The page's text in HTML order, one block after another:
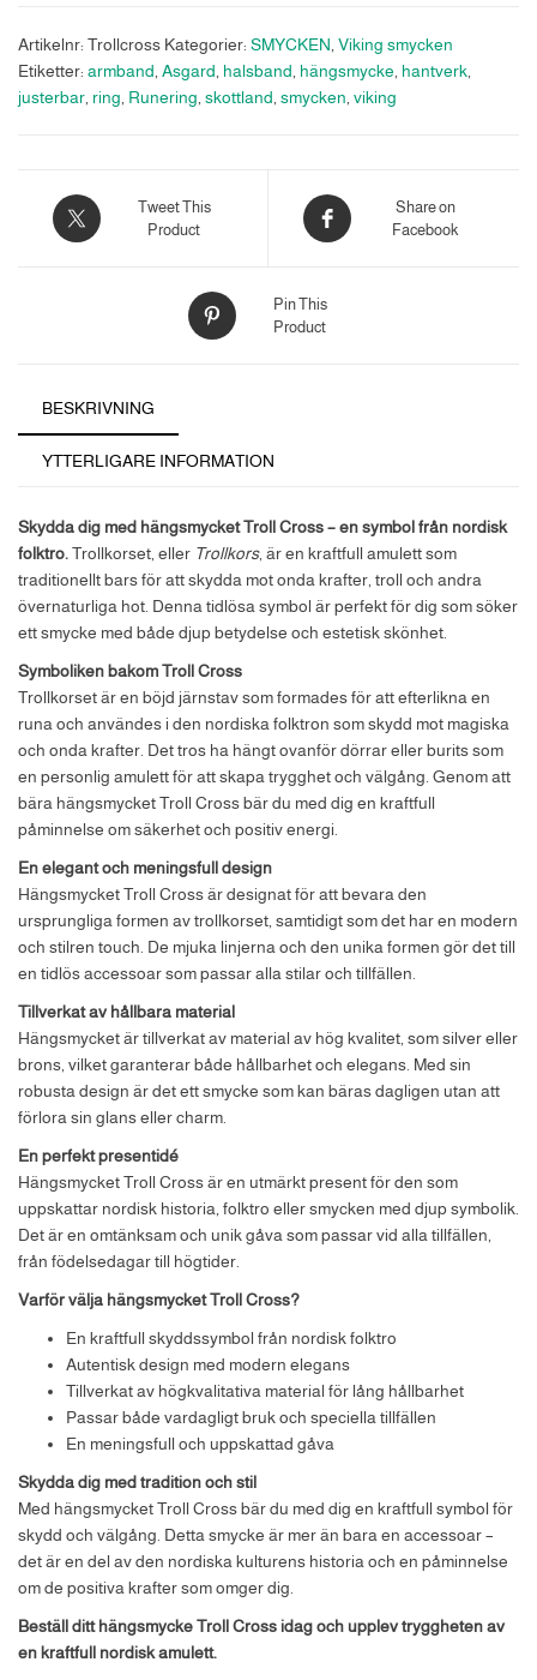
Artikelnr: Trollcross Kategorier: SMYCKEN Viking smycken
Etiketter: armband Asgard halsband hängsmycke hantverk
justerbar ring Runering skottland smycken viking
Tweet This
Product
Share on
Facebook
Pin This
Product
BESKRIVNING
YTTERLIGARE INFORMATION
Skydda dig med hängsmycket Troll Cross – en symbol från nordisk
folktro.Trollkorset, eller Trollkors, är en kraftfull amulett som
traditionellt bars för att skydda mot onda krafter, troll och andra
övernaturliga hot. Denna tidlösa symbol är perfekt för dig som söker
ett smycke med både djup betydelse och estetisk skönhet.
Symboliken bakom Troll Cross
Trollkorset är en böjd järnstav som formades för att efterlikna en
runa och användes i den nordiska folktron som skydd mot magiska
och onda krafter. Det tros ha hängt ovanför dörrar eller burits som
en personlig amulett för att skapa trygghet och välgång. Genom att
bära hängsmycket Troll Cross bär du med dig en kraftfull
påminnelse om säkerhet och positiv energi.
En elegant och meningsfull design
Hängsmycket Troll Cross är designat för att bevara den
ursprungliga formen av trollkorset, samtidigt som det har en modern
och stilren touch. De mjuka linjerna och den unika formen gör det till
en tidlös accessoar som passar alla stilar och tillfällen.
Tillverkat av hållbara material
Hängsmycket är tillverkat av material av hög kvalitet, som silver eller
brons, vilket garanterar både hållbarhet och elegans. Med sin
robusta design är det ett smycke som kan bäras dagligen utan att
förlora sin glans eller charm.
En perfekt presentidé
Hängsmycket Troll Cross är en utmärkt present för den som
uppskattar nordisk historia, folktro eller smycken med djup symbolik.
Det är en omtänksam och unik gåva som passar vid alla tillfällen,
från födelsedagar till högtider.
Varför välja hängsmycket Troll Cross?
En kraftfull skyddssymbol från nordisk folktro
Autentisk design med modern elegans
Tillverkat av högkvalitativa material för lång hållbarhet
Passar både vardagligt bruk och speciella tillfällen
En meningsfull och uppskattad gåva
Skydda dig med tradition och stil
Med hängsmycket Troll Cross bär du med dig en kraftfull symbol för
skydd och välgång. Detta smycke är mer än bara en accessoar –
det är en del av den nordiska kulturens historia och en påminnelse
om de positiva krafter som omger dig.
Beställ ditt hängsmycke Troll Cross idag och upplev tryggheten av
en kraftfull nordisk amulett.